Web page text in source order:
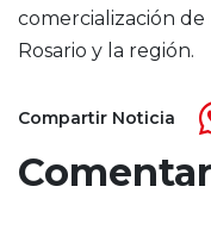
comercialización
Rosario y la región.
Compartir Noticia